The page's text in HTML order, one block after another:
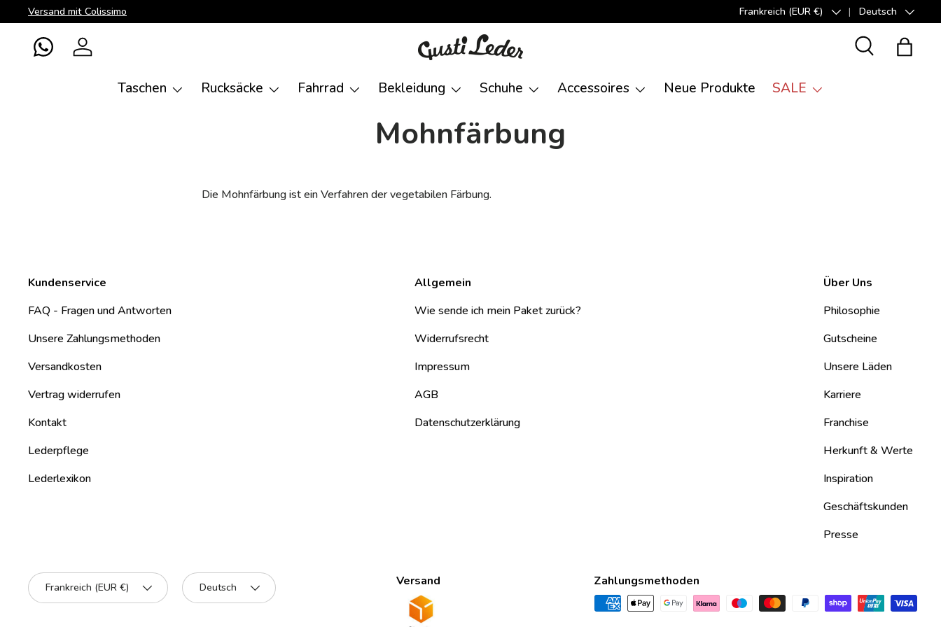
Direkt zum Inhalt
Versand mit Colissimo Land/Region
Frankreich (EUR €) SpracheDeutsch
WhatsAppEinloggen Suche
Taschen Rucksäcke Fahrrad Bekleidung Schuhe Accessoires Neue Produkte SALE
Mohnfärbung
Die Mohnfärbung ist ein Verfahren der vegetabilen Färbung.
Kundenservice
FAQ - Fragen und Antworten
Unsere Zahlungsmethoden
Versandkosten
Vertrag widerrufen
Kontakt
Lederpflege
Lederlexikon
Allgemein
Wie sende ich mein Paket zurück?
Widerrufsrecht
Impressum
AGB
Datenschutzerklärung
Über Uns
Philosophie
Gutscheine
Unsere Läden
Karriere
Franchise
Herkunft & Werte
Inspiration
Geschäftskunden
Presse
Zahlungsmethoden
Versand
Land/Region
Frankreich (EUR €)
Sprache
Deutsch